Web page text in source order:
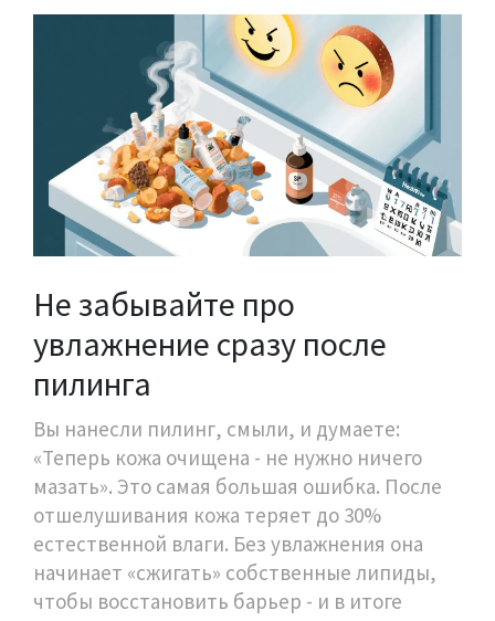
Не забывайте про
увлажнение сразу после
пилинга
Вы нанесли пилинг, смыли, и думаете:
«Теперь кожа очищена - не нужно ничего
мазать». Это самая большая ошибка. После
отшелушивания кожа теряет до 30%
естественной влаги. Без увлажнения она
начинает «сжигать» собственные липиды,
чтобы восстановить барьер - и в итоге